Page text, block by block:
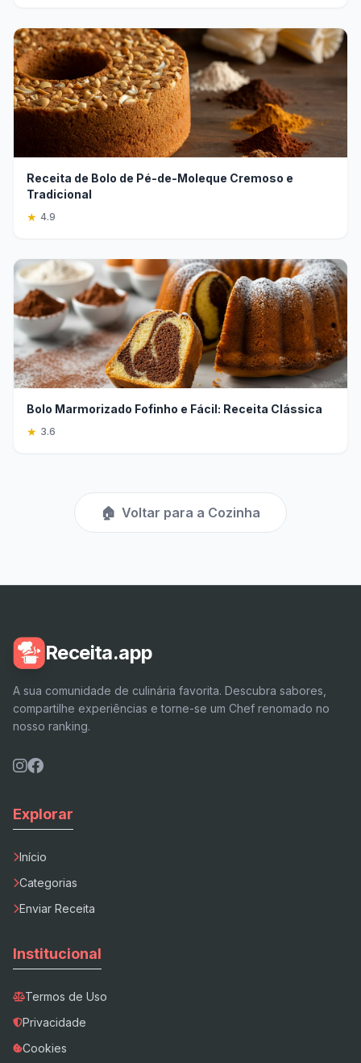
Receita de Bolo de Pé-de-Moleque Cremoso e
Tradicional
★ 4.9
Bolo Marmorizado Fofinho e Fácil: Receita Clássica
★ 3.6
🏠 Voltar para a Cozinha
Receita.app
A sua comunidade de culinária favorita. Descubra sabores,
compartilhe experiências e torne-se um Chef renomado no
nosso ranking.
Explorar
Início
Categorias
Enviar Receita
Institucional
Termos de Uso
Privacidade
Cookies